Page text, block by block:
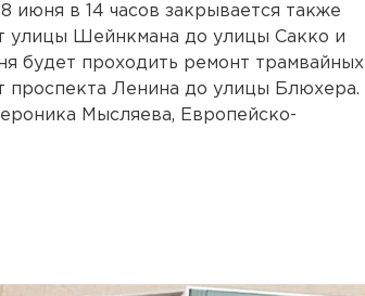
июня в 14 часов закрывается также
улицы Шейнкмана до улицы Сакко и
будет проходить ремонт трамвайных
проспекта Ленина до улицы Блюхера.
Мысляева, Европейско-